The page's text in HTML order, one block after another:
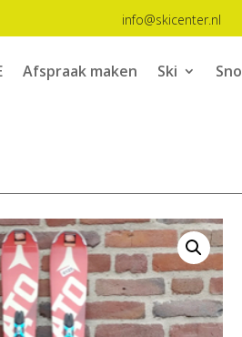
info@skicenter.nl
Afspraak maken Ski